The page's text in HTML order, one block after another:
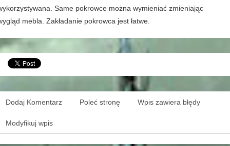
Same pokrowce można wymieniać zmieniając
mebla. Zakładanie pokrowca jest łatwe.
Dodaj Komentarz Poleć stronę Wpis zawiera błędy
Modyfikuj wpis